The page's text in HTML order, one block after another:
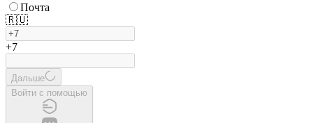
Почта
🇷🇺
+7
Дальше
Войти с помощью